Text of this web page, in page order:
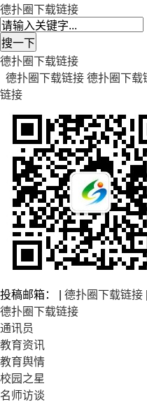
德扑圈下载链接
德扑圈下载链接
德扑圈下载链接 德扑圈下载
链接
投稿邮箱： | 德扑圈下载链接
德扑圈下载链接
通讯员
教育资讯
教育舆情
校园之星
名师访谈